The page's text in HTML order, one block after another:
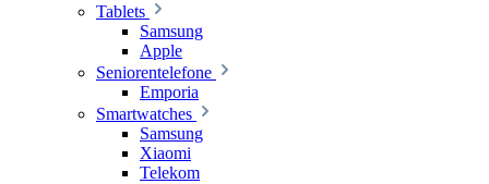
Tablets
Samsung
Apple
Seniorentelefone
Emporia
Smartwatches
Samsung
Xiaomi
Telekom